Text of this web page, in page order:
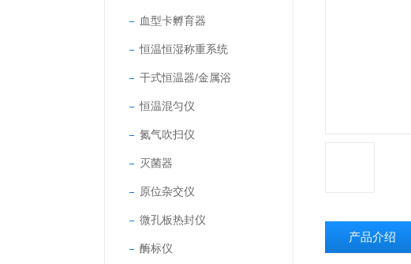
血型卡孵育器
恒温恒湿称重系统
干式恒温器/金属浴
恒温混匀仪
氮气吹扫仪
灭菌器
原位杂交仪
微孔板热封仪
酶标仪
产品介绍